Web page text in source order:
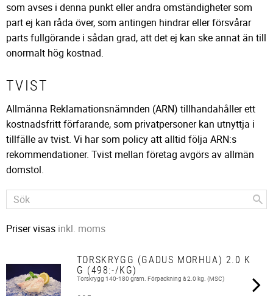
som avses i denna punkt eller andra omständigheter som
part ej kan råda över, som antingen hindrar eller försvårar
parts fullgörande i sådan grad, att det ej kan ske annat än till
onormalt hög kostnad.
TVIST
Allmänna Reklamationsnämnden (ARN) tillhandahåller ett
kostnadsfritt förfarande, som privatpersoner kan utnyttja i
tillfälle av tvist. Vi har som policy att alltid följa ARN:s
rekommendationer. Tvist mellan företag avgörs av allmän
domstol.
Priser visas inkl. moms
TORSKRYGG (GADUS MORHUA) 2.0 K
G (498:-/KG)
Torskrygg 140-180 gram. Förpackning à 2.0 kg. (MSC)